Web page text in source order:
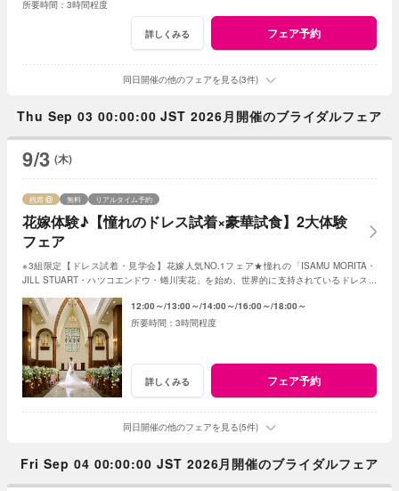
3時間程度
詳しくみる フェア予約
同日開催の他のフェアを見る(3件)
Thu Sep 03 00:00:00 JST 2026月開催のブライダルフェア
9/3 (木)
花嫁体験♪【憧れのドレス試着×豪華試食】2大体験
フェア
残席 無料 リアルタイム予約
※3組限定【ドレス試着・見学会】花嫁人気NO.1フェア★憧れの「ISAMU MORITA・
JILL STUART・ハツコエンドウ・蜷川実花」を始め、世界的に支持されているドレスと
12:00～ 13:00～ 14:00～ 16:00～ 18:00～
3時間程度
詳しくみる フェア予約
同日開催の他のフェアを見る(5件)
Fri Sep 04 00:00:00 JST 2026月開催のブライダルフェア